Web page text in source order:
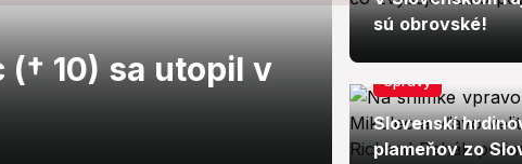
10) sa utopil v
sú obrovské!
Správy
Slovenskí
plameňov zo